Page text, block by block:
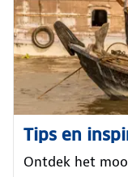
Tips en
Ontdek het